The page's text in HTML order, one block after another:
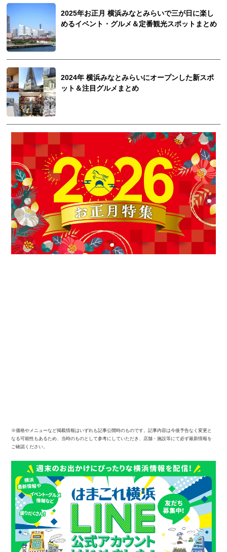
2025年お正月 横浜みなとみらいで三が日に楽し
めるイベント・グルメ＆定番観光スポットまとめ
2024年 横浜みなとみらいにオープンした新スポ
ット＆注目グルメまとめ
※価格やメニューなど掲載情報はいずれも記事公開時のものです。記事内容は今後予告なく変更と
なる可能性もあるため、当時のものとして参考にしていただき、店舗・施設等にて必ず最新情報を
ご確認ください。